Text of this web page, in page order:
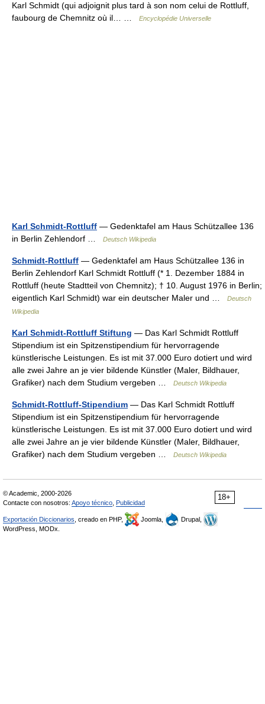
Karl Schmidt (qui adjoignit plus tard à son nom celui de Rottluff,
faubourg de Chemnitz où il… …
Encyclopédie Universelle
Karl Schmidt-Rottluff — Gedenktafel am Haus Schützallee 136
in Berlin Zehlendorf …
Deutsch Wikipedia
Schmidt-Rottluff — Gedenktafel am Haus Schützallee 136 in
Berlin Zehlendorf Karl Schmidt Rottluff (* 1. Dezember 1884 in
Rottluff (heute Stadtteil von Chemnitz); † 10. August 1976 in Berlin;
eigentlich Karl Schmidt) war ein deutscher Maler und …
Deutsch
Wikipedia
Karl Schmidt-Rottluff Stiftung — Das Karl Schmidt Rottluff
Stipendium ist ein Spitzenstipendium für hervorragende
künstlerische Leistungen. Es ist mit 37.000 Euro dotiert und wird
alle zwei Jahre an je vier bildende Künstler (Maler, Bildhauer,
Grafiker) nach dem Studium vergeben …
Deutsch Wikipedia
Schmidt-Rottluff-Stipendium — Das Karl Schmidt Rottluff
Stipendium ist ein Spitzenstipendium für hervorragende
künstlerische Leistungen. Es ist mit 37.000 Euro dotiert und wird
alle zwei Jahre an je vier bildende Künstler (Maler, Bildhauer,
Grafiker) nach dem Studium vergeben …
Deutsch Wikipedia
18+
© Academic, 2000-2026
Contacte con nosotros: Apoyo técnico Publicidad
Exportación Diccionarios , creado en PHP, Joomla,
Drupal,
WordPress, MODx.